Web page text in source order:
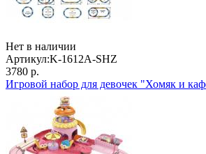
Нет в наличии
Артикул:K-1612A-SHZ
3780 р.
Игровой набор для девочек "Хомяк и